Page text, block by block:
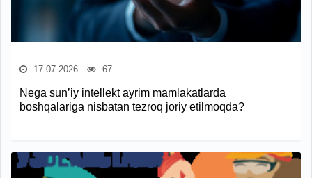
17.07.2026 67
Nega sun’iy intellekt ayrim mamlakatlarda
boshqalariga nisbatan tezroq joriy etilmoqda?